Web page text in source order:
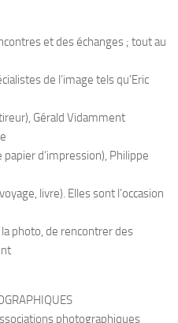
et des échanges ; tout au
de l’image tels qu’Eric
Gérald Vidamment
d’impression), Philippe
livre). Elles sont l’occasion
photo, de rencontrer des
photographiques